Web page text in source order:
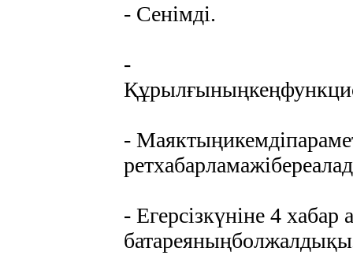
- Сенімді.
-
-
- Егерсізкүніне 4 хабар